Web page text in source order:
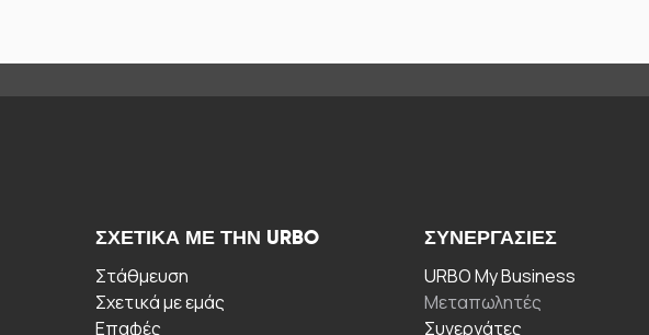
ΣΧΕΤΙΚΆ ΜΕ ΤΗΝ URBO
Στάθμευση
Σχετικά με εμάς
Επαφές
ΣΥΝΕΡΓΑΣΊΕΣ
URBO My Business
Μεταπωλητές
Συνεργάτες